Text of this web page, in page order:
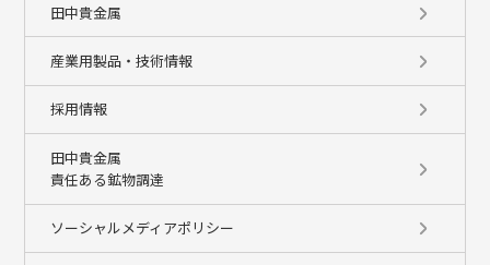
田中貴金属
産業用製品・技術情報
採用情報
田中貴金属
責任ある鉱物調達
ソーシャルメディアポリシー